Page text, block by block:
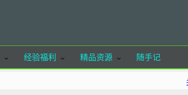
经验福利 精品资源 随手记